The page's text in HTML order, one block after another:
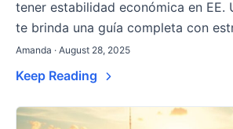
tener estabilidad económica en EE.
te brinda una guía completa con
Amanda · August 28, 2025
Keep Reading